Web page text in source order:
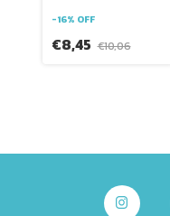
-16% OFF
€8,45 €10,06